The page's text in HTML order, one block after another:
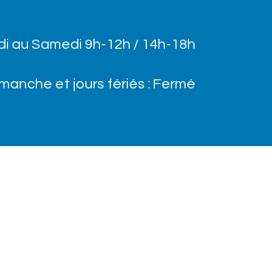
au Samedi 9h-12h / 14h-18h
et jours fériés : Fermé